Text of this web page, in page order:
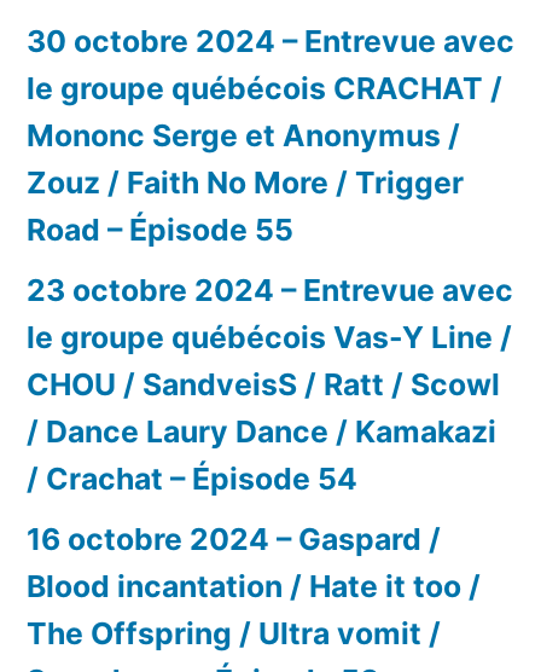
30 octobre 2024 – Entrevue avec
le groupe québécois CRACHAT /
Mononc Serge et Anonymus /
Zouz / Faith No More / Trigger
Road – Épisode 55
23 octobre 2024 – Entrevue avec
le groupe québécois Vas-Y Line /
CHOU / SandveisS / Ratt / Scowl
/ Dance Laury Dance / Kamakazi
/ Crachat – Épisode 54
16 octobre 2024 – Gaspard /
Blood incantation / Hate it too /
The Offspring / Ultra vomit /